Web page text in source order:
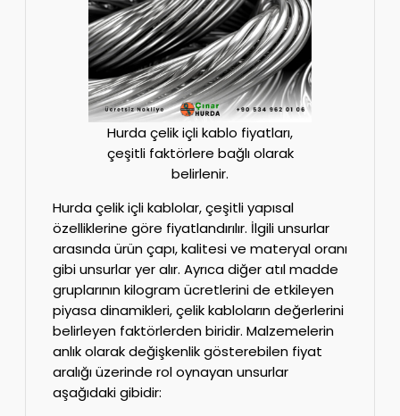
Hurda çelik içli kablo fiyatları,
çeşitli faktörlere bağlı olarak
belirlenir.
Hurda çelik içli kablolar, çeşitli yapısal
özelliklerine göre fiyatlandırılır. İlgili unsurlar
arasında ürün çapı, kalitesi ve materyal oranı
gibi unsurlar yer alır. Ayrıca diğer atıl madde
gruplarının kilogram ücretlerini de etkileyen
piyasa dinamikleri, çelik kabloların değerlerini
belirleyen faktörlerden biridir. Malzemelerin
anlık olarak değişkenlik gösterebilen fiyat
aralığı üzerinde rol oynayan unsurlar
aşağıdaki gibidir: